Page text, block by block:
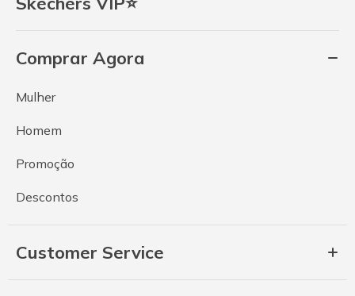
Comprar Agora
Mulher
Homem
Promoção
Descontos
Customer Service